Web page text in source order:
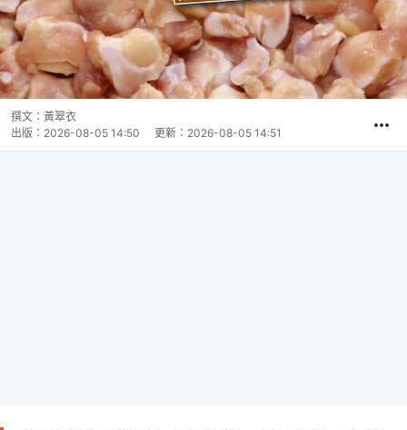
撰文： 黃翠衣
出版： 2026-08-05 14:50 更新： 2026-08-05 14:51